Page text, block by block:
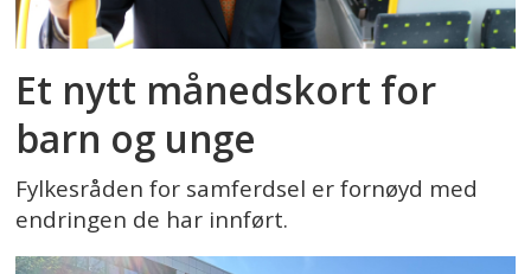
Et nytt månedskort for
barn og unge
Fylkesråden for samferdsel er fornøyd med
endringen de har innført.